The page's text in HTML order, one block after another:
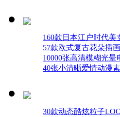
160款日本江户时代美
57款欧式复古花朵插
10000张高清模糊光晕
40张小清晰爱情动漫
30款动态酷炫粒子